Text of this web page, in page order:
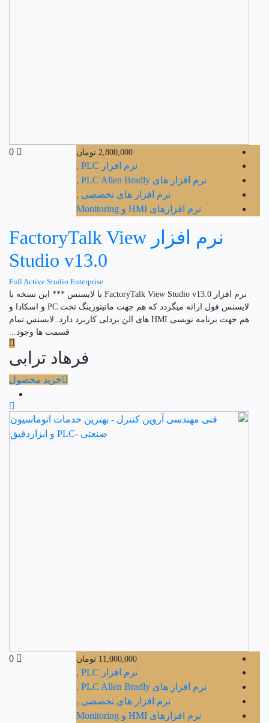
2,800,000 تومان
نرم افزار PLC ,
نرم افزار های PLC Allen Bradly ,
نرم افزار های تخصصی ,
نرم افزارهای HMI و Monitoring
نرم افزار FactoryTalk View
Studio v13.0
Full Active Studio Enterprise
نرم افزار FactoryTalk View Studio v13.0 با لایسنس *** این نسخه با
لایسنس فول ارائه میگردد که هم جهت مانیتورینگ تحت PC و اسکادا و
هم جهت برنامه نویسی HMI های الن بردلی کاربرد دارد. لایسنس تمام
قسمت ها وجود...
فرهاد ترابی
خرید محصول
11,000,000 تومان
نرم افزار PLC ,
نرم افزار های PLC Allen Bradly ,
نرم افزار های تخصصی ,
نرم افزارهای HMI و Monitoring